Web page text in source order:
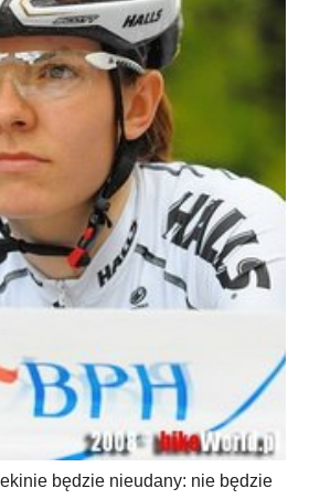
będzie nieudany: nie będzie